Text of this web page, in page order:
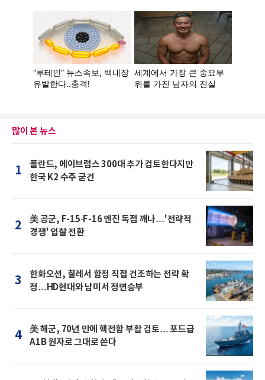
많이 본 뉴스
1
폴란드, 에이브럼스 300대 추가 검토한다지만
한국 K2 수주 굳건
2
美 공군, F-15·F-16 엔진 독점 깨나…'전략적
경쟁' 입찰 전환
3
한화오션, 칠레서 함정 직접 건조하는 전략 확
정…HD현대와 남미서 정면승부
4
美 해군, 70년 만에 핵전함 부활 검토… 포드급
A1B 원자로 그대로 쓴다